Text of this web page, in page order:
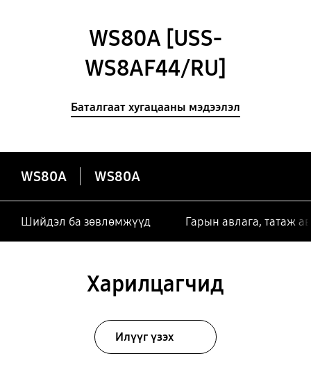
WS80A [USS-
WS8AF44/RU]
Баталгаат хугацааны мэдээлэл
WS80A WS80A
Шийдэл ба зөвлөмжүүд Гарын авлага, татаж
Харилцагчид
Илүүг үзэх